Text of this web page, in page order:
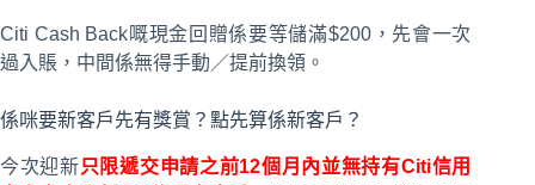
Citi Cash Back嘅現金回贈係要等儲滿$200，先會一次
過入賬，中間係無得手動／提前換領。
係咪要新客戶先有獎賞？點先算係新客戶？
今次迎新只限遞交申請之前12個月內並無持有Citi信用